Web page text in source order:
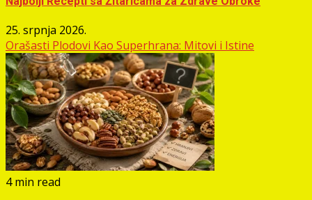
25. srpnja 2026.
Orašasti Plodovi Kao Superhrana: Mitovi i Istine
4 min read